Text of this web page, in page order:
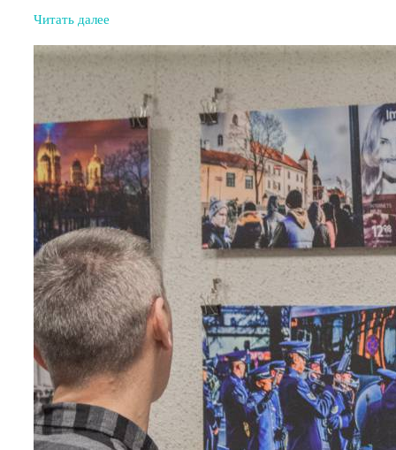
Читать далее